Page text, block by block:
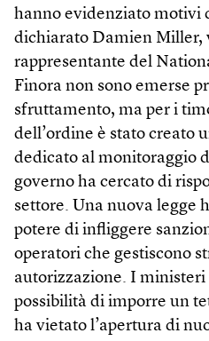
hanno evidenziato motivi
dichiarato Damien Miller,
rappresentante del
Finora non sono emerse
sfruttamento, ma per i
dell’ordine è stato creato
dedicato al monitoraggio
governo ha cercato di
settore. Una nuova legge
potere di infliggere
operatori che gestiscono
autorizzazione. I
possibilità di imporre un
ha vietato l’apertura di